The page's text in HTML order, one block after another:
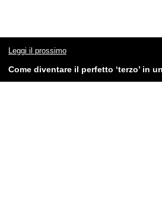
Leggi il prossimo
Come diventare il perfetto ‘terzo’ in